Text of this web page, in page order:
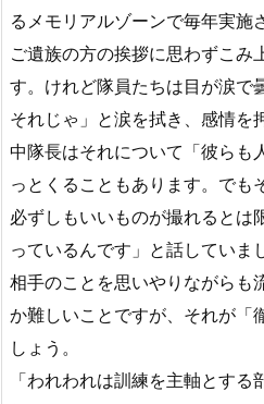
るメモリアルゾーンで毎年実施
ご遺族の方の挨拶に思わずこみ
す。けれど隊員たちは目が涙で
それじゃ」と涙を拭き、感情を
中隊長はそれについて「彼らも
っとくることもあります。でも
必ずしもいいものが撮れるとは
っているんです」と話していま
相手のことを思いやりながらも
か難しいことですが、それが「
しょう。
「われわれは訓練を主軸とす